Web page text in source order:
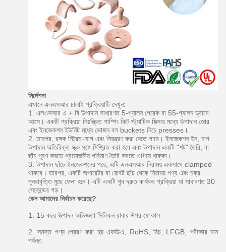
নির্দেশনা
এখানে এলএসআর ঢালাই প্রক্রিয়াটি দেখুন:
1. এলএসআর এ + বি উপাদান সাধারণত 5-গ্যালন পেরেক বা 55-গ্যালন ড্রামে
আসে। একটি প্রক্রিয়া নিয়ন্ত্রিত পাম্পিং কিট স্ট্যাটিক মিক্সার মধ্যে উপাদান জোর
এবং ইনজেকশন ইউনিট মধ্যে ভোজন বল buckets নিচে presses।
2. তারপর, রঙ্গক স্ট্রিম যোগ এবং নিয়ন্ত্রণ করা যেতে পারে। ইনজেকশন ইন, চাপ
উপাদান অতিরিক্ত স্ক্রু সঙ্গে মিশ্রিত করা হবে এবং উপাদান একটি "শট" তৈরি, বা
ছাঁচ পূরণ করতে প্রয়োজনীয় পরিমাণ তৈরি করতে এগিয়ে ধাক্কা।
3. উপাদান ছাঁচে ইনজেকশনের পরে, এটি এলএসআর নিরাময় একসাথে clamped
থাকবে। তারপর, একটি অপারেটর বা রোবট ছাঁচ থেকে নিরাময় পণ্য এবং চক্র
পুনরাবৃত্তি মুছে ফেলা হবে। এটি একটি খুব দ্রুত কার্যকর প্রক্রিয়া যা সাধারণত 30
সেকেন্ডের গড়।
কেন আমাদের নির্বাচন করেছে?
1. 15 বছর উত্পাদন অভিজ্ঞতা সিলিকন রাবার উপর ফোকাস
2. সমস্ত পণ্য প্রেরণ করা হয় এফডিএ, RoHS, রিচ, LFGB, পরীক্ষার মান
পর্যন্ত